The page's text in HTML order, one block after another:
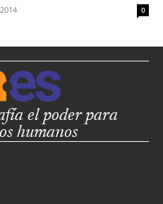
0
el poder para
humanos